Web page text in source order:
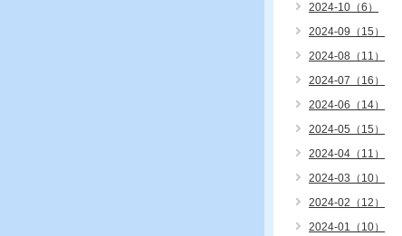
2024-10（6）
2024-09（15）
2024-08（11）
2024-07（16）
2024-06（14）
2024-05（15）
2024-04（11）
2024-03（10）
2024-02（12）
2024-01（10）